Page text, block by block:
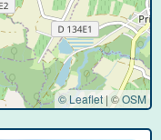
© Leaflet| ©OSM